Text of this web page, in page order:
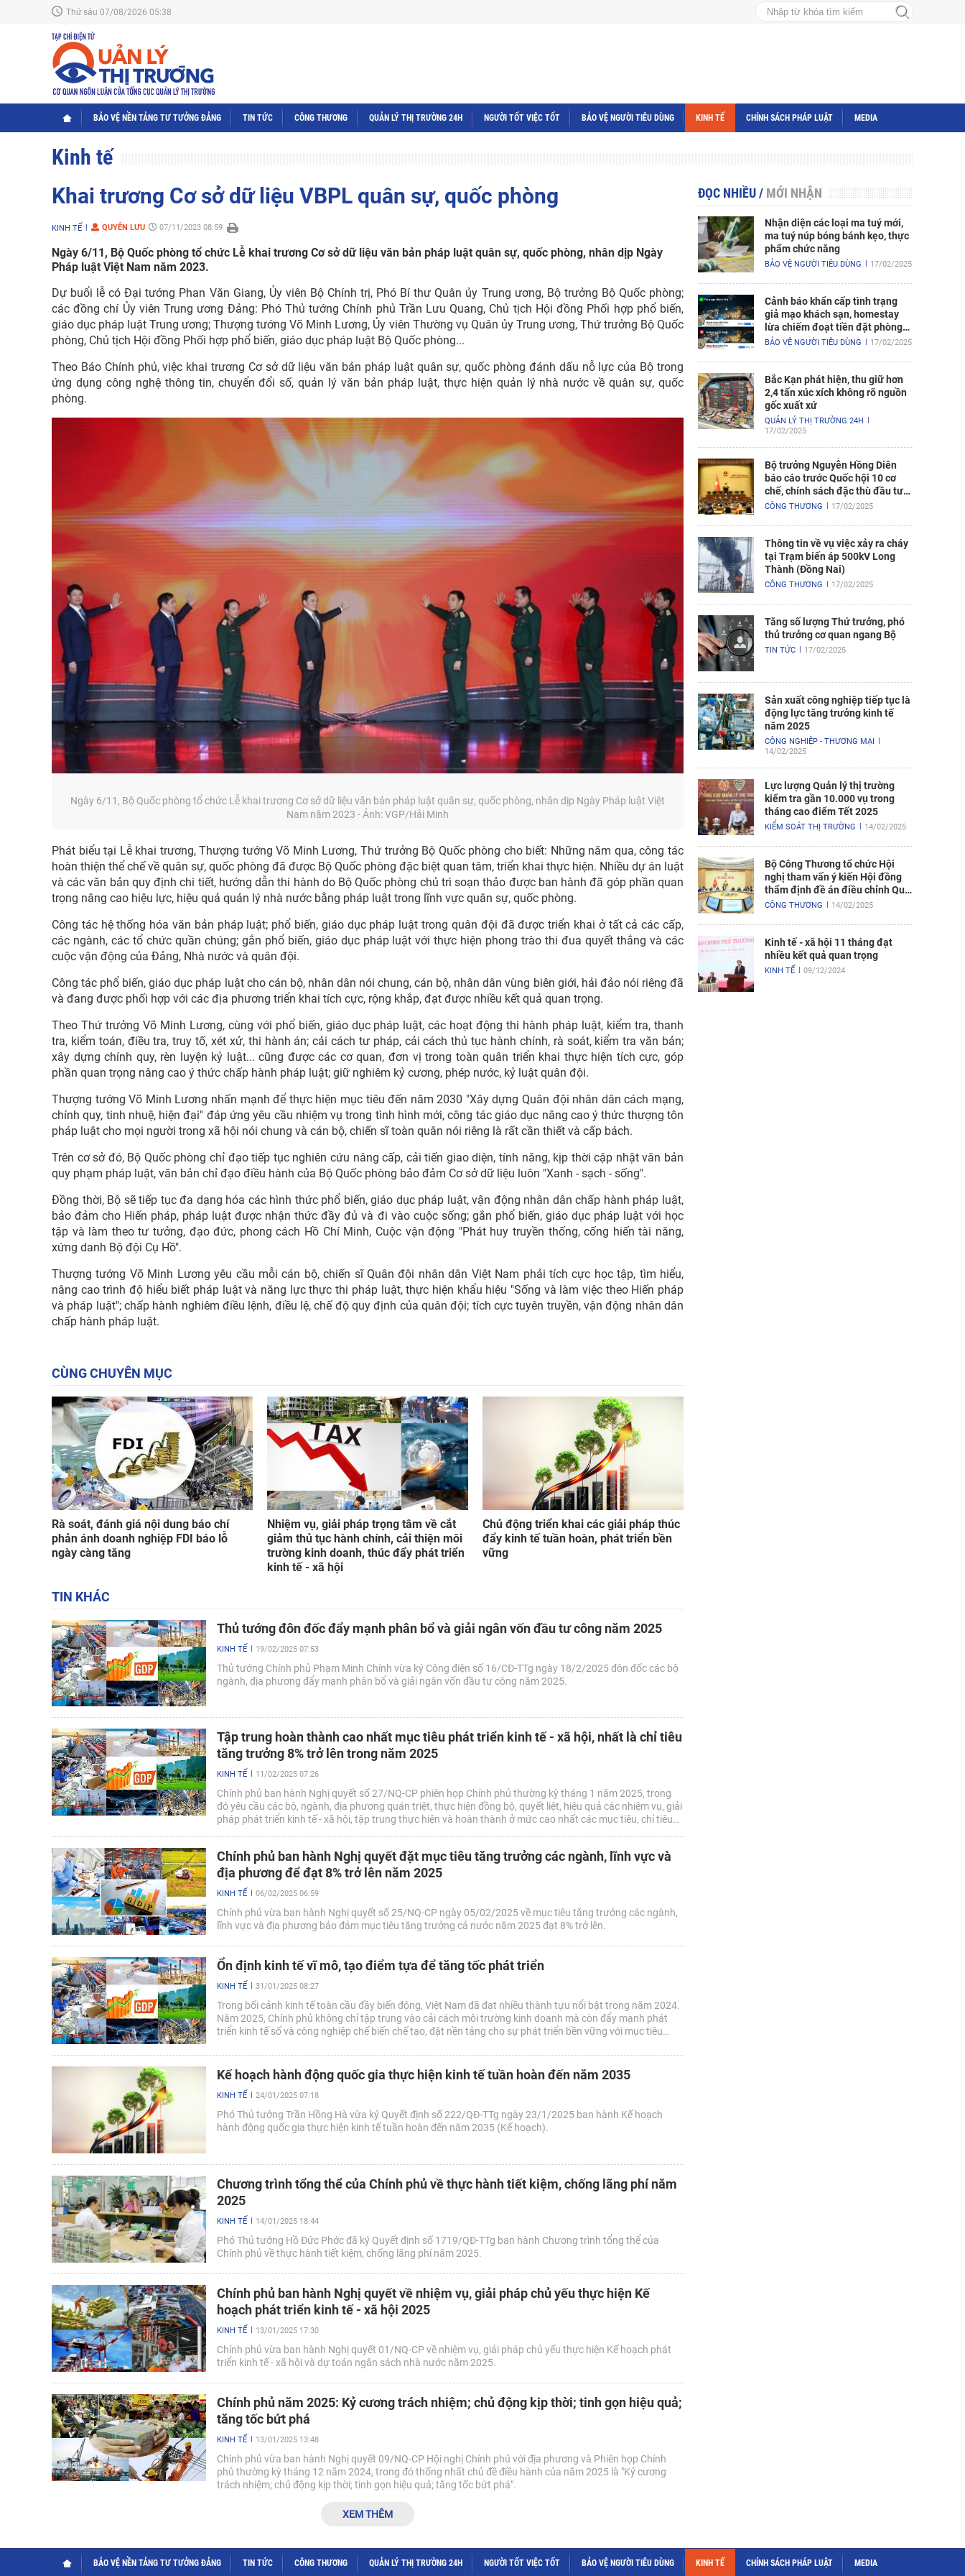
Thứ sáu 07/08/2026 05:38
BẢO VỆ NỀN TẢNG TƯ TƯỞNG ĐẢNG TIN TỨC CÔNG THƯƠNG QUẢN LÝ THỊ TRƯỜNG 24H NGƯỜI TỐT VIỆC TỐT BẢO VỆ NGƯỜI TIÊU DÙNG KINH TẾ CHÍNH SÁCH PHÁP LUẬT MEDIA
Kinh tế
Khai trương Cơ sở dữ liệu VBPL quân sự, quốc phòng
KINH TẾ QUYÊN LƯU 07/11/2023 08:59
Ngày 6/11, Bộ Quốc phòng tổ chức Lễ khai trương Cơ sở dữ liệu văn bản pháp luật quân sự, quốc phòng, nhân dịp Ngày
Pháp luật Việt Nam năm 2023.
Dự buổi lễ có Đại tướng Phan Văn Giang, Ủy viên Bộ Chính trị, Phó Bí thư Quân ủy Trung ương, Bộ trưởng Bộ Quốc phòng;
các đồng chí Ủy viên Trung ương Đảng: Phó Thủ tướng Chính phủ Trần Lưu Quang, Chủ tịch Hội đồng Phối hợp phổ biến,
giáo dục pháp luật Trung ương; Thượng tướng Võ Minh Lương, Ủy viên Thường vụ Quân ủy Trung ương, Thứ trưởng Bộ Quốc
phòng, Chủ tịch Hội đồng Phối hợp phổ biến, giáo dục pháp luật Bộ Quốc phòng...
Theo Báo Chính phủ, việc khai trương Cơ sở dữ liệu văn bản pháp luật quân sự, quốc phòng đánh dấu nỗ lực của Bộ trong
ứng dụng công nghệ thông tin, chuyển đổi số, quản lý văn bản pháp luật, thực hiện quản lý nhà nước về quân sự, quốc
phòng.
Ngày 6/11, Bộ Quốc phòng tổ chức Lễ khai trương Cơ sở dữ liệu văn bản pháp luật quân sự, quốc phòng, nhân dịp Ngày Pháp luật Việt
Nam năm 2023 - Ảnh: VGP/Hải Minh
Phát biểu tại Lễ khai trương, Thượng tướng Võ Minh Lương, Thứ trưởng Bộ Quốc phòng cho biết: Những năm qua, công tác
hoàn thiện thể chế về quân sự, quốc phòng đã được Bộ Quốc phòng đặc biệt quan tâm, triển khai thực hiện. Nhiều dự án luật
và các văn bản quy định chi tiết, hướng dẫn thi hành do Bộ Quốc phòng chủ trì soạn thảo được ban hành đã góp phần quan
trọng nâng cao hiệu lực, hiệu quả quản lý nhà nước bằng pháp luật trong lĩnh vực quân sự, quốc phòng.
Công tác hệ thống hóa văn bản pháp luật; phổ biến, giáo dục pháp luật trong quân đội đã được triển khai ở tất cả các cấp,
các ngành, các tổ chức quần chúng; gắn phổ biến, giáo dục pháp luật với thực hiện phong trào thi đua quyết thắng và các
cuộc vận động của Đảng, Nhà nước và quân đội.
Công tác phổ biến, giáo dục pháp luật cho cán bộ, nhân dân nói chung, cán bộ, nhân dân vùng biên giới, hải đảo nói riêng đã
và đang được phối hợp với các địa phương triển khai tích cực, rộng khắp, đạt được nhiều kết quả quan trọng.
Theo Thứ trưởng Võ Minh Lương, cùng với phổ biến, giáo dục pháp luật, các hoạt động thi hành pháp luật, kiểm tra, thanh
tra, kiểm toán, điều tra, truy tố, xét xử, thi hành án; cải cách tư pháp, cải cách thủ tục hành chính, rà soát, kiểm tra văn bản;
xây dựng chính quy, rèn luyện kỷ luật... cũng được các cơ quan, đơn vị trong toàn quân triển khai thực hiện tích cực, góp
phần quan trọng nâng cao ý thức chấp hành pháp luật; giữ nghiêm kỷ cương, phép nước, kỷ luật quân đội.
Thượng tướng Võ Minh Lương nhấn mạnh để thực hiện mục tiêu đến năm 2030 "Xây dựng Quân đội nhân dân cách mạng,
chính quy, tinh nhuệ, hiện đại" đáp ứng yêu cầu nhiệm vụ trong tình hình mới, công tác giáo dục nâng cao ý thức thượng tôn
pháp luật cho mọi người trong xã hội nói chung và cán bộ, chiến sĩ toàn quân nói riêng là rất cần thiết và cấp bách.
Trên cơ sở đó, Bộ Quốc phòng chỉ đạo tiếp tục nghiên cứu nâng cấp, cải tiến giao diện, tính năng, kịp thời cập nhật văn bản
quy phạm pháp luật, văn bản chỉ đạo điều hành của Bộ Quốc phòng bảo đảm Cơ sở dữ liệu luôn "Xanh - sạch - sống".
Đồng thời, Bộ sẽ tiếp tục đa dạng hóa các hình thức phổ biến, giáo dục pháp luật, vận động nhân dân chấp hành pháp luật,
bảo đảm cho Hiến pháp, pháp luật được nhận thức đầy đủ và đi vào cuộc sống; gắn phổ biến, giáo dục pháp luật với học
tập và làm theo tư tưởng, đạo đức, phong cách Hồ Chí Minh, Cuộc vận động "Phát huy truyền thống, cống hiến tài năng,
xứng danh Bộ đội Cụ Hồ".
Thượng tướng Võ Minh Lương yêu cầu mỗi cán bộ, chiến sĩ Quân đội nhân dân Việt Nam phải tích cực học tập, tìm hiểu,
nâng cao trình độ hiểu biết pháp luật và năng lực thực thi pháp luật, thực hiện khẩu hiệu "Sống và làm việc theo Hiến pháp
và pháp luật"; chấp hành nghiêm điều lệnh, điều lệ, chế độ quy định của quân đội; tích cực tuyên truyền, vận động nhân dân
chấp hành pháp luật.
CÙNG CHUYÊN MỤC
Rà soát, đánh giá nội dung báo chí
phản ánh doanh nghiệp FDI báo lỗ
ngày càng tăng
Nhiệm vụ, giải pháp trọng tâm về cắt
giảm thủ tục hành chính, cải thiện môi
trường kinh doanh, thúc đẩy phát triển
kinh tế - xã hội
Chủ động triển khai các giải pháp thúc
đẩy kinh tế tuần hoàn, phát triển bền
vững
TIN KHÁC
Thủ tướng đôn đốc đẩy mạnh phân bổ và giải ngân vốn đầu tư công năm 2025
KINH TẾ 19/02/2025 07:53
Thủ tướng Chính phủ Phạm Minh Chính vừa ký Công điện số 16/CĐ-TTg ngày 18/2/2025 đôn đốc các bộ
ngành, địa phương đẩy mạnh phân bổ và giải ngân vốn đầu tư công năm 2025.
Tập trung hoàn thành cao nhất mục tiêu phát triển kinh tế - xã hội, nhất là chỉ tiêu
tăng trưởng 8% trở lên trong năm 2025
KINH TẾ 11/02/2025 07:26
Chính phủ ban hành Nghị quyết số 27/NQ-CP phiên họp Chính phủ thường kỳ tháng 1 năm 2025, trong
đó yêu cầu các bộ, ngành, địa phương quán triệt, thực hiện đồng bộ, quyết liệt, hiệu quả các nhiệm vụ, giải
pháp phát triển kinh tế - xã hội, tập trung thực hiện và hoàn thành ở mức cao nhất các mục tiêu, chỉ tiêu
Chính phủ ban hành Nghị quyết đặt mục tiêu tăng trưởng các ngành, lĩnh vực và
địa phương để đạt 8% trở lên năm 2025
KINH TẾ 06/02/2025 06:59
Chính phủ vừa ban hành Nghị quyết số 25/NQ-CP ngày 05/02/2025 về mục tiêu tăng trưởng các ngành,
lĩnh vực và địa phương bảo đảm mục tiêu tăng trưởng cả nước năm 2025 đạt 8% trở lên.
Ổn định kinh tế vĩ mô, tạo điểm tựa để tăng tốc phát triển
KINH TẾ 31/01/2025 08:27
Trong bối cảnh kinh tế toàn cầu đầy biến động, Việt Nam đã đạt nhiều thành tựu nổi bật trong năm 2024.
Năm 2025, Chính phủ không chỉ tập trung vào cải cách môi trường kinh doanh mà còn đẩy mạnh phát
triển kinh tế số và công nghiệp chế biến chế tạo, đặt nền tảng cho sự phát triển bền vững với mục tiêu
Kế hoạch hành động quốc gia thực hiện kinh tế tuần hoàn đến năm 2035
KINH TẾ 24/01/2025 07:18
Phó Thủ tướng Trần Hồng Hà vừa ký Quyết định số 222/QĐ-TTg ngày 23/1/2025 ban hành Kế hoạch
hành động quốc gia thực hiện kinh tế tuần hoàn đến năm 2035 (Kế hoạch).
Chương trình tổng thể của Chính phủ về thực hành tiết kiệm, chống lãng phí năm
2025
KINH TẾ 14/01/2025 18:44
Phó Thủ tướng Hồ Đức Phớc đã ký Quyết định số 1719/QĐ-TTg ban hành Chương trình tổng thể của
Chính phủ về thực hành tiết kiệm, chống lãng phí năm 2025.
Chính phủ ban hành Nghị quyết về nhiệm vụ, giải pháp chủ yếu thực hiện Kế
hoạch phát triển kinh tế - xã hội 2025
KINH TẾ 13/01/2025 17:30
Chính phủ vừa ban hành Nghị quyết 01/NQ-CP về nhiệm vụ, giải pháp chủ yếu thực hiện Kế hoạch phát
triển kinh tế - xã hội và dự toán ngân sách nhà nước năm 2025.
Chính phủ năm 2025: Kỷ cương trách nhiệm; chủ động kịp thời; tinh gọn hiệu quả;
tăng tốc bứt phá
KINH TẾ 13/01/2025 13:48
Chính phủ vừa ban hành Nghị quyết 09/NQ-CP Hội nghị Chính phủ với địa phương và Phiên họp Chính
phủ thường kỳ tháng 12 năm 2024, trong đó thống nhất chủ đề điều hành của năm 2025 là "Kỷ cương
trách nhiệm; chủ động kịp thời; tinh gọn hiệu quả; tăng tốc bứt phá".
XEM THÊM
ĐỌC NHIỀU/ MỚI NHẬN
Nhận diện các loại ma tuý mới,
ma tuý núp bóng bánh kẹo, thực
phẩm chức năng
BẢO VỆ NGƯỜI TIÊU DÙNG 17/02/2025
Cảnh báo khẩn cấp tình trạng
giả mạo khách sạn, homestay
lừa chiếm đoạt tiền đặt phòng
nghỉ
BẢO VỆ NGƯỜI TIÊU DÙNG 17/02/2025
Bắc Kạn phát hiện, thu giữ hơn
2,4 tấn xúc xích không rõ nguồn
gốc xuất xứ
QUẢN LÝ THỊ TRƯỜNG 24H
17/02/2025
Bộ trưởng Nguyễn Hồng Diên
báo cáo trước Quốc hội 10 cơ
chế, chính sách đặc thù đầu tư
xây dựng Dự án điện hạt nhân
CÔNG THƯƠNG 17/02/2025
Thông tin về vụ việc xảy ra cháy
tại Trạm biến áp 500kV Long
Thành (Đồng Nai)
CÔNG THƯƠNG 17/02/2025
Tăng số lượng Thứ trưởng, phó
thủ trưởng cơ quan ngang Bộ
TIN TỨC 17/02/2025
Sản xuất công nghiệp tiếp tục là
động lực tăng trưởng kinh tế
năm 2025
CÔNG NGHIỆP - THƯƠNG MẠI
14/02/2025
Lực lượng Quản lý thị trường
kiểm tra gần 10.000 vụ trong
tháng cao điểm Tết 2025
KIỂM SOÁT THỊ TRƯỜNG 14/02/2025
Bộ Công Thương tổ chức Hội
nghị tham vấn ý kiến Hội đồng
thẩm định đề án điều chỉnh Quy
hoạch điện VIII
CÔNG THƯƠNG 14/02/2025
Kinh tế - xã hội 11 tháng đạt
nhiều kết quả quan trọng
KINH TẾ 09/12/2024
BẢO VỆ NỀN TẢNG TƯ TƯỞNG ĐẢNG TIN TỨC CÔNG THƯƠNG QUẢN LÝ THỊ TRƯỜNG 24H NGƯỜI TỐT VIỆC TỐT BẢO VỆ NGƯỜI TIÊU DÙNG KINH TẾ CHÍNH SÁCH PHÁP LUẬT MEDIA